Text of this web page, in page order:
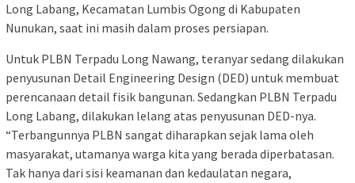
Long Labang, Kecamatan Lumbis Ogong di Kabupaten
Nunukan, saat ini masih dalam proses persiapan.
Untuk PLBN Terpadu Long Nawang, teranyar sedang dilakukan
penyusunan Detail Engineering Design (DED) untuk membuat
perencanaan detail fisik bangunan. Sedangkan PLBN Terpadu
Long Labang, dilakukan lelang atas penyusunan DED-nya.
“Terbangunnya PLBN sangat diharapkan sejak lama oleh
masyarakat, utamanya warga kita yang berada diperbatasan.
Tak hanya dari sisi keamanan dan kedaulatan negara,